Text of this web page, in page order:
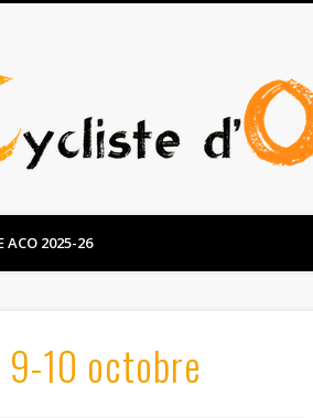
ACO 2025-26
10 octobre